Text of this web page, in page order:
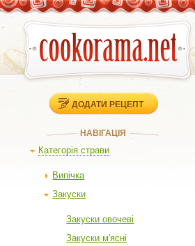
ДОДАТИ РЕЦЕПТ
НАВІГАЦІЯ
Категорія страви
Випічка
Закуски
Закуски овочеві
Закуски м'ясні